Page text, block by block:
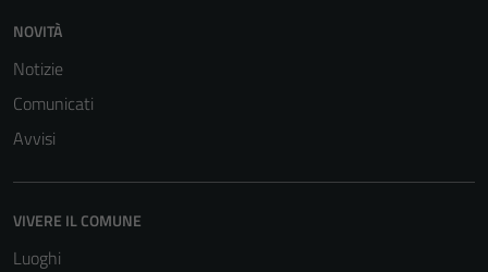
NOVITÀ
Notizie
Comunicati
Avvisi
VIVERE IL COMUNE
Luoghi